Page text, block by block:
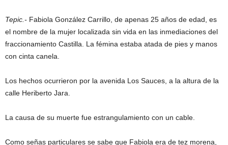
Tepic.- Fabiola González Carrillo, de apenas 25 años de edad, es
el nombre de la mujer localizada sin vida en las inmediaciones del
fraccionamiento Castilla. La fémina estaba atada de pies y manos
con cinta canela.
Los hechos ocurrieron por la avenida Los Sauces, a la altura de la
calle Heriberto Jara.
La causa de su muerte fue estrangulamiento con un cable.
Como señas particulares se sabe que Fabiola era de tez morena,